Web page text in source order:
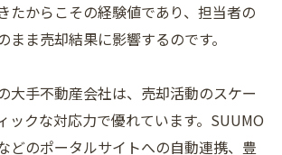
たからこその経験値であり、担当者の
まま売却結果に影響するのです。
大手不動産会社は、売却活動のスケー
ックな対応力で優れています。SUUMO
どのポータルサイトへの自動連携、豊